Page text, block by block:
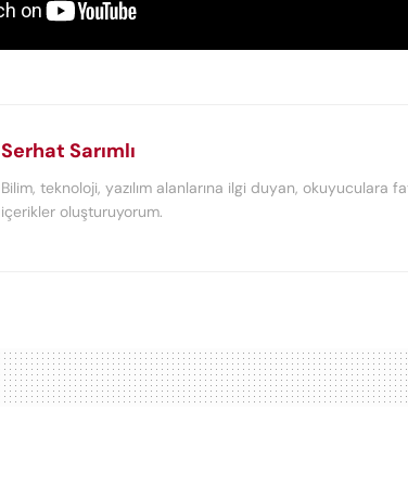
Serhat Sarımlı
Bilim, teknoloji, yazılım alanlarına ilgi duyan, okuyuculara
içerikler oluşturuyorum.